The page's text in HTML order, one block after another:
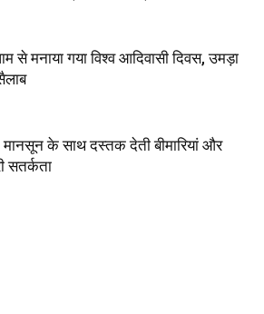
से मनाया गया विश्व आदिवासी दिवस, उमड़ा
मानसून के साथ दस्तक देती बीमारियां और
सतर्कता